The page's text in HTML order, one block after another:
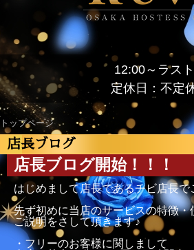
12:00～ラスト
定休日：不定
トップページ
店長ブログ
店長ブログ開始！！！
はじめまして店長であるチビ店長で
先ず初めに当店のサービスの特徴・
ご説明をさして頂きます♪
・フリーのお客様に関しまして